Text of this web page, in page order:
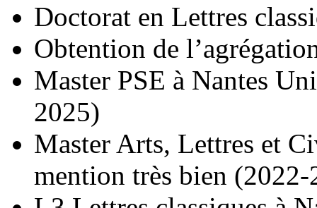
Doctorat en Lettres
Obtention de
Master PSE à Nantes
2025)
Master Arts, Lettres et
mention très bien (2022-